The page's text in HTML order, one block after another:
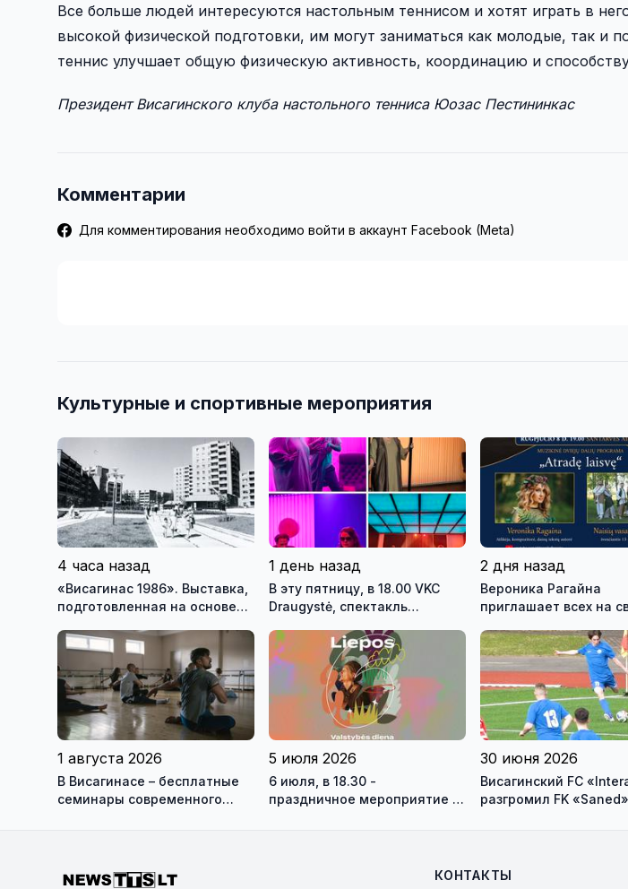
Все больше людей интересуются настольным теннисом и хотят играть в
высокой физической подготовки, им могут заниматься как молодые, так и
теннис улучшает общую физическую активность, координацию и
Президент Висагинского клуба настольного тенниса Юозас Пестининкас
Комментарии
Для комментирования необходимо войти в аккаунт Facebook (Meta)
Культурные и спортивные мероприятия
4 часа назад
«Висагинас 1986». Выставка,
подготовленная на основе
посетителей на 40 лет назад
1 день назад
В эту пятницу, в 18.00 VKC
Draugystė, спектакль
театра - Михаил Дурненков
«Дива» реж. Тадас
Монтримас
2 дня назад
Вероника Рагайна
приглашает всех на
в субботу на главной
городского праздника
1 августа 2026
В Висагинасе – бесплатные
семинары современного
5 июля 2026
6 июля, в 18.30 -
праздничное мероприятие в
30 июня 2026
Висагинский FC
разгромил FK
КОНТАКТЫ